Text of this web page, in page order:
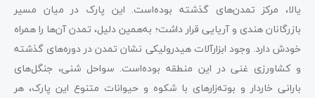
یالا، مرکز تمدن‌های گذشته بوده‌است. این پارک در میان مسیر
بازرگانان هندی و آریایی قرار داشت؛ به‌همین دلیل، تمدن آن‌ها را همراه
خودش دارد. وجود ابزارآلات هیدرولیکی نشان تمدن در دوره‌های گذشته
و کشاورزی غنی در این منطقه بوده‌است. سواحل شنی، جنگل‌های
بارانی خاردار و بوته‌زارهای با شکوه و حیوانات متنوع این پارک، هر